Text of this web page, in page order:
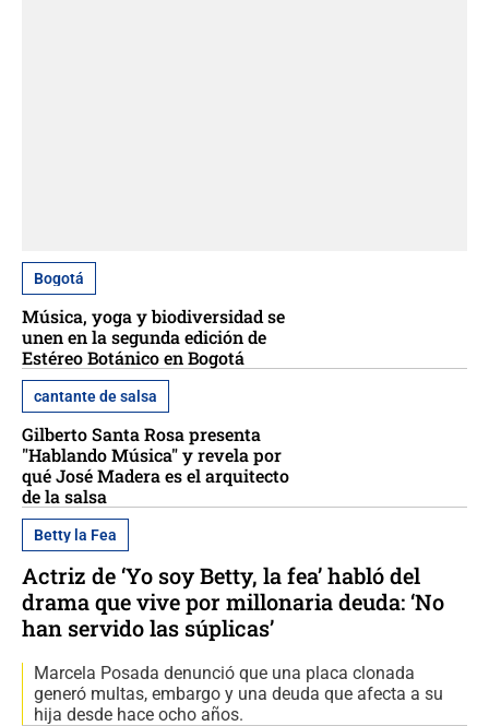
Bogotá
Música, yoga y biodiversidad se
unen en la segunda edición de
Estéreo Botánico en Bogotá
cantante de salsa
Gilberto Santa Rosa presenta
"Hablando Música" y revela por
qué José Madera es el arquitecto
de la salsa
Betty la Fea
Actriz de ‘Yo soy Betty, la fea’ habló del
drama que vive por millonaria deuda: ‘No
han servido las súplicas’
Marcela Posada denunció que una placa clonada
generó multas, embargo y una deuda que afecta a su
hija desde hace ocho años.